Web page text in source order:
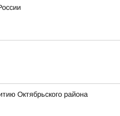
Октябрьского района